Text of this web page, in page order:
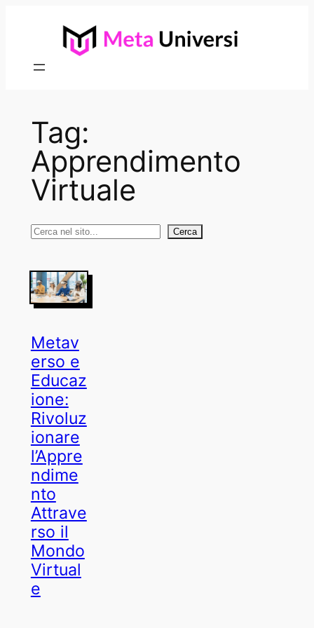
Tag:
Apprendimento
Virtuale
Cerca Cerca
Metav
erso e
Educaz
ione:
Rivoluz
ionare
l’Appre
ndime
nto
Attrave
rso il
Mondo
Virtual
e